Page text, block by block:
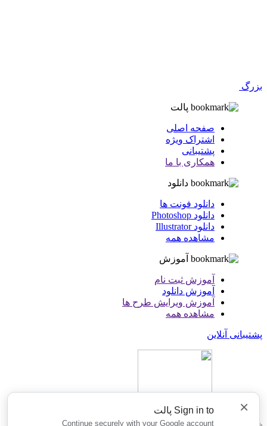
بزرگ
پالت
صفحه اصلی
اشتراک ویژه
پشتیبانی
همکاری با ما
دانلود
دانلود فونت ها
دانلود Photoshop
دانلود Illustrator
مشاهده همه
آموزش
آموزش ثبت نام
آموزش دانلود
آموزش ویرایش طرح ها
مشاهده همه
پشتیبانی آنلاین
× Sign in to پالت
Continue securely with your Google account